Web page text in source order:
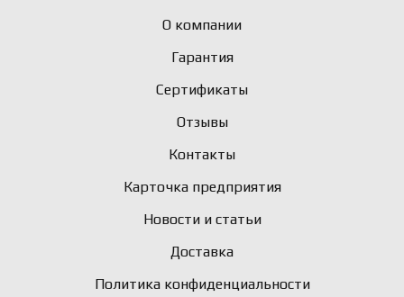
О компании
Гарантия
Сертификаты
Отзывы
Контакты
Карточка предприятия
Новости и статьи
Доставка
Политика конфиденциальности